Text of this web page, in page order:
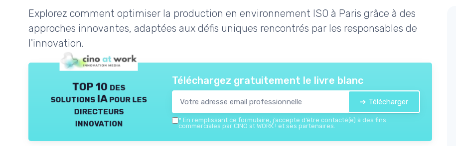
Explorez comment optimiser la production en environnement ISO à Paris grâce à des
approches innovantes, adaptées aux défis uniques rencontrés par les responsables de
l'innovation.
TOP 10 des
solutions IA pour les
directeurs
innovation
Téléchargez gratuitement le livre blanc
➔ Télécharger
* En remplissant ce formulaire, j’accepte d’être contacté(e) à des fins
commerciales par CINO at WORK ! et ses partenaires.